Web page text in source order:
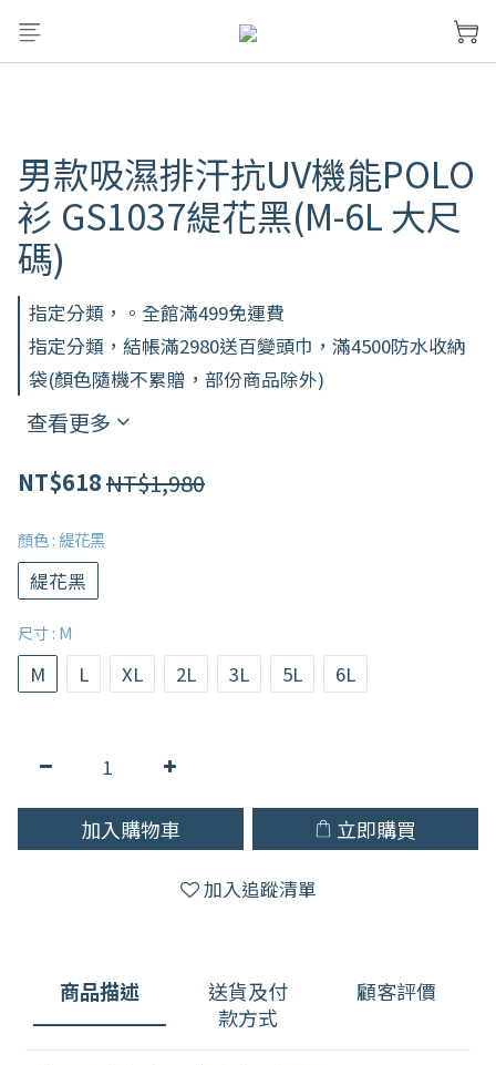
男款吸濕排汗抗UV機能POLO
衫 GS1037緹花黑(M-6L 大尺
碼)
指定分類，。全館滿499免運費
指定分類，結帳滿2980送百變頭巾，滿4500防水收納
袋(顏色隨機不累贈，部份商品除外)
查看更多
NT$618NT$1,980
顏色: 緹花黑
緹花黑
尺寸: M
M L XL 2L 3L 5L 6L
加入購物車 立即購買
加入追蹤清單
商品描述
送貨及付
款方式
顧客評價